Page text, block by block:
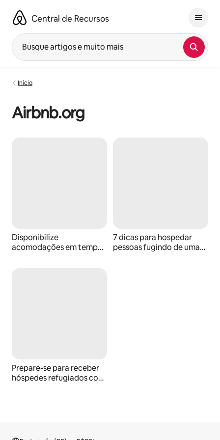
conteúdo
Central de Recursos
Busque artigos e muito mais
Início
Airbnb.org
Disponibilize
acomodações em tempos
7 dicas para hospedar
pessoas fugindo de uma
Prepare-se para receber
hóspedes refugiados com